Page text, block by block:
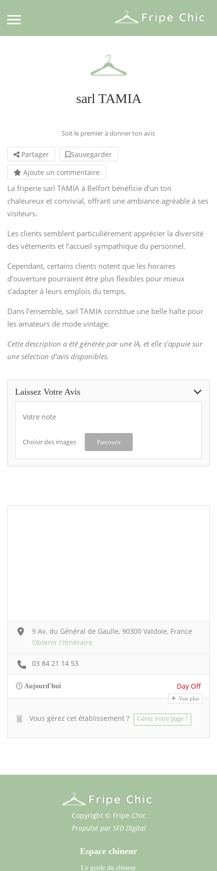
sarl TAMIA
Soit le premier à donner ton avis
Partager
Sauvegarder
Ajoute un commentaire
La friperie sarl TAMIA à Belfort bénéficie d’un ton
chaleureux et convivial, offrant une ambiance agréable à ses
visiteurs.
Les clients semblent particulièrement apprécier la diversité
des vêtements et l’accueil sympathique du personnel.
Cependant, certains clients notent que les horaires
d’ouverture pourraient être plus flexibles pour mieux
s’adapter à leurs emplois du temps.
Dans l’ensemble, sarl TAMIA constitue une belle halte pour
les amateurs de mode vintage.
Cette description a été générée par une IA, et elle s’appuie sur
une sélection d’avis disponibles.
Laissez Votre Avis
Votre note
Choisir des images Parcourir
9 Av. du Général de Gaulle, 90300 Valdoie, France
Obtenir l'itinéraire
03 84 21 14 53
Aujourd'hui Day Off
Voir plus
Vous gérez cet établissement ? Gérez votre page !
Copyright © Fripe-Chic
Propulsé par SFD Digital
Espace chineur
Le guide du chineur